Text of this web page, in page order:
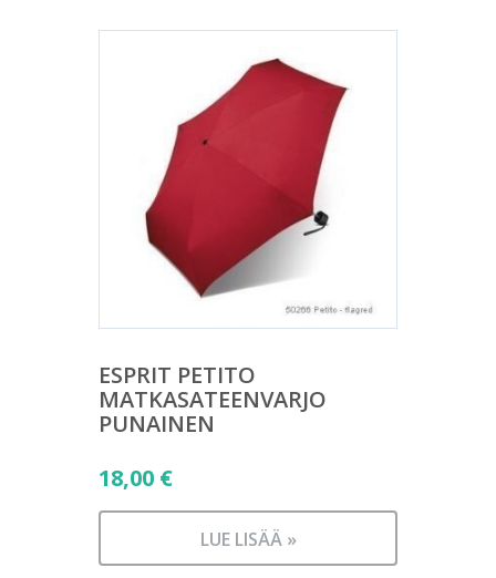
ESPRIT PETITO
MATKASATEENVARJO
PUNAINEN
18,00 €
LUE LISÄÄ »